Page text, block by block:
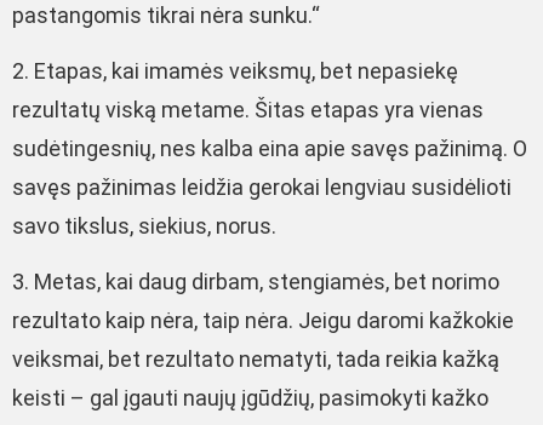
pastangomis tikrai nėra sunku.“
2. Etapas, kai imamės veiksmų, bet nepasiekę
rezultatų viską metame. Šitas etapas yra vienas
sudėtingesnių, nes kalba eina apie savęs pažinimą. O
savęs pažinimas leidžia gerokai lengviau susidėlioti
savo tikslus, siekius, norus.
3. Metas, kai daug dirbam, stengiamės, bet norimo
rezultato kaip nėra, taip nėra. Jeigu daromi kažkokie
veiksmai, bet rezultato nematyti, tada reikia kažką
keisti – gal įgauti naujų įgūdžių, pasimokyti kažko